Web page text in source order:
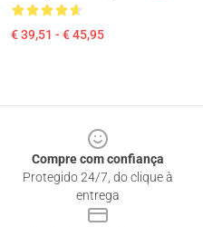
€ 39,51 - € 45,95
Compre com confiança
Protegido 24/7, do clique à
entrega